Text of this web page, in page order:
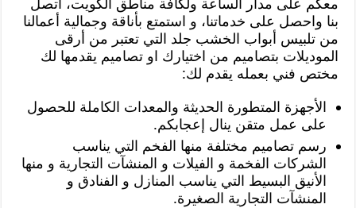
معكم على مدار الساعة ولكافة مناطق الكويت، اتصل
بنا واحصل على خدماتنا، و استمتع بأناقة وجمالية أعمالنا
من تلبيس أبواب الخشب جلد التي تعتبر من أرقى
الموديلات بتصاميم من اختيارك او تصاميم يقدمها لك
مختص فني بعمله يقدم لك:
الأجهزة المتطورة الحديثة والمعدات الكاملة للحصول
على عمل متقن ينال إعجابكم.
رسم تصاميم مختلفة منها الفخم التي يناسب
الشركات الفخمة و الفيلات و المنشآت التجارية و منها
الأنيق البسيط التي يناسب المنازل و الفنادق و
المنشآت التجارية الصغيرة.